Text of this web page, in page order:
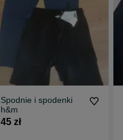
Spodnie i spodenki
h&m
45 zł